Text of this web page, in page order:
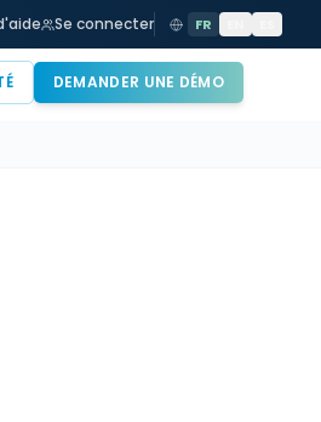
en sont vraiment les entreprises face
Se connecter FR
DEMANDER UNE DÉMO